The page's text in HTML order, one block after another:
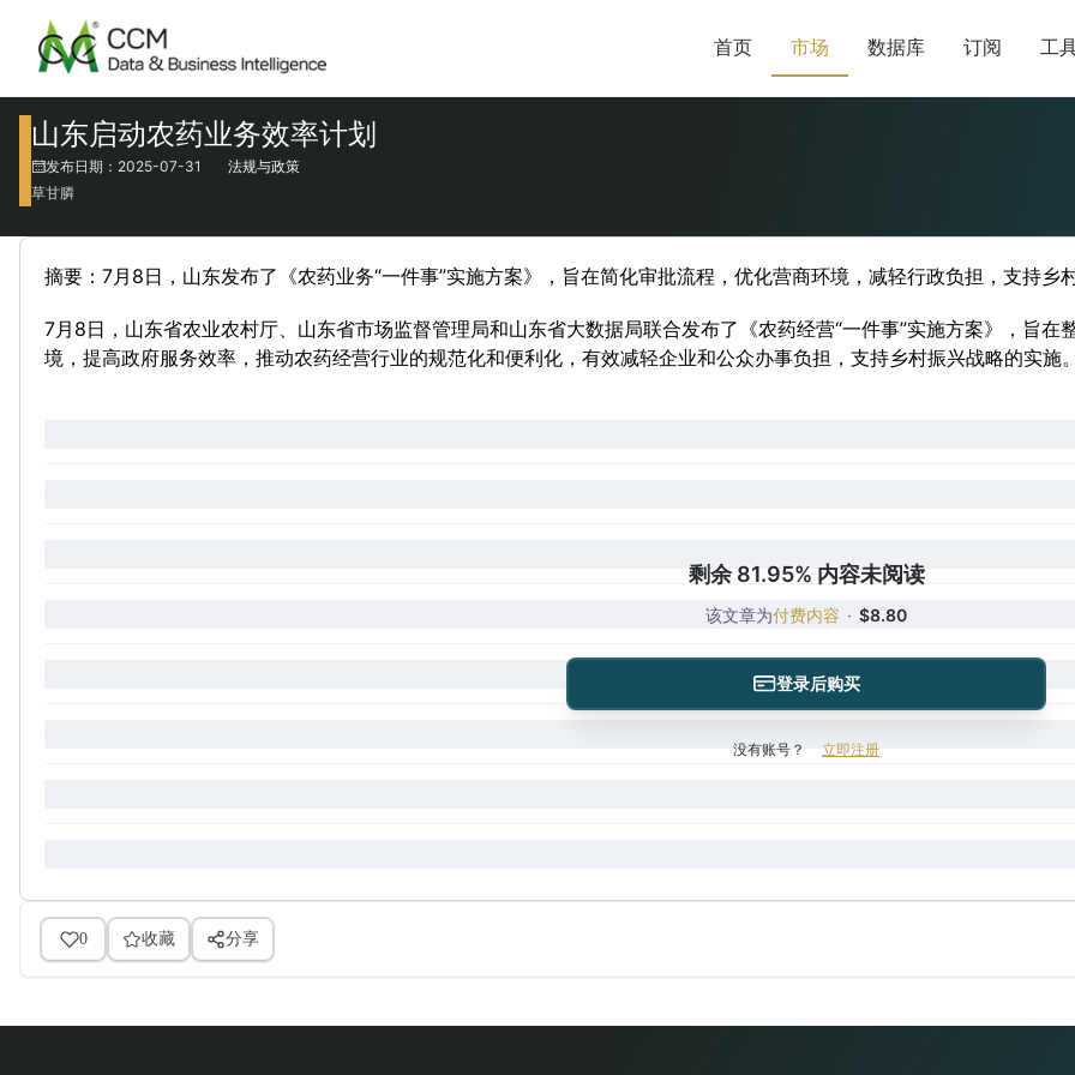
首页 市场 数据库 订阅 工
山东启动农药业务效率计划
发布日期：2025-07-31
法规与政策
草甘膦
摘要：7月8日，山东发布了《农药业务“一件事”实施方案》，旨在简化审批流程，优化营商环境，减轻行政负担，支持乡
7月8日，山东省农业农村厅、山东省市场监督管理局和山东省大数据局联合发布了《农药经营“一件事”实施方案》，旨
境，提高政府服务效率，推动农药经营行业的规范化和便利化，有效减轻企业和公众办事负担，支持乡村振兴战略的实施
剩余 81.95% 内容未阅读
该文章为付费内容 · $8.80
登录后购买
没有账号？ 立即注册
0 收藏 分享